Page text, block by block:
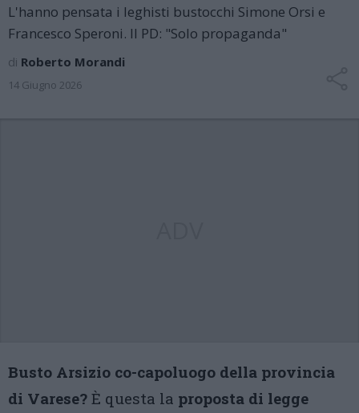
L'hanno pensata i leghisti bustocchi Simone Orsi e
Francesco Speroni. Il PD: "Solo propaganda"
di Roberto Morandi
14 Giugno 2026
Busto Arsizio co-capoluogo della provincia
di Varese? È questa la proposta di legge